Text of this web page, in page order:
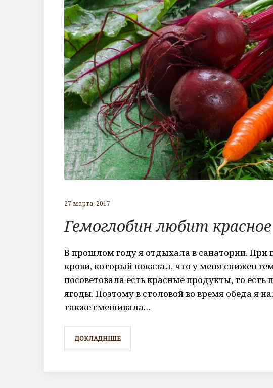
27 марта, 2017
Гемоглобин любит красное
В прошлом году я отдыхала в санатории. При
крови, который показал, что у меня снижен
посоветовала есть красные продукты, то
ягоды. Поэтому в столовой во время обеда я
также смешивала…
ДОКЛАДНІШЕ